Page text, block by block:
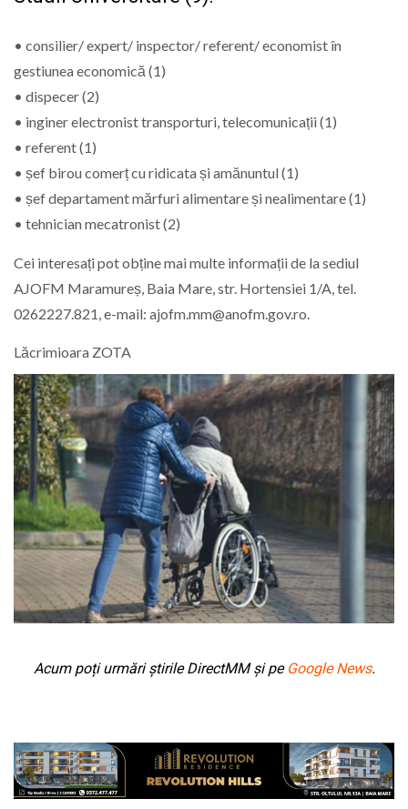
• consilier/ expert/ inspector/ referent/ economist în
gestiunea economică (1)
• dispecer (2)
• inginer electronist transporturi, telecomunicații (1)
• referent (1)
• șef birou comerț cu ridicata și amănuntul (1)
• șef departament mărfuri alimentare și nealimentare (1)
• tehnician mecatronist (2)
Cei interesați pot obține mai multe informații de la sediul
AJOFM Maramureș, Baia Mare, str. Hortensiei 1/A, tel.
0262227.821, e-mail: ajofm.mm@anofm.gov.ro.
Lăcrimioara ZOTA
Acum poți urmări știrile DirectMM și pe Google News.